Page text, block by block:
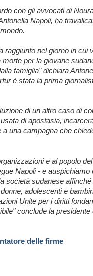
con gli avvocati di Noura
Napoli, ha
raggiunto nel giorno in cui
per la giovane
famiglia" dichiara
è stata la prima
di un altro caso di
di apostasia,
a una campagna che
e al popolo
Napoli - e auspichiamo
società sudanese affinché
adolescenti e
Unite per i diritti
conclude la presidente
delle firme